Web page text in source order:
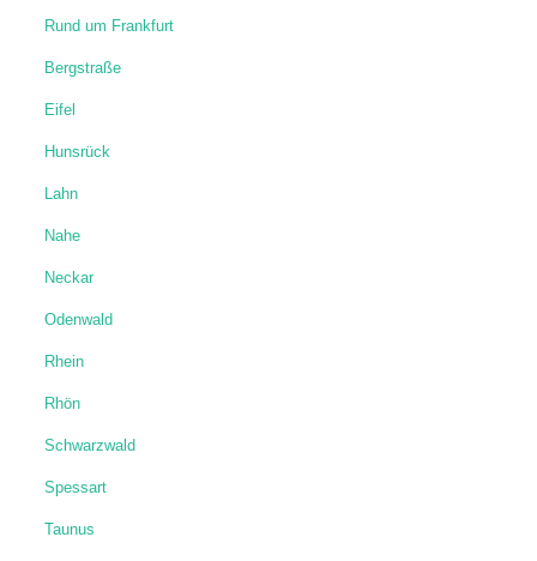
Rund um Frankfurt
Bergstraße
Eifel
Hunsrück
Lahn
Nahe
Neckar
Odenwald
Rhein
Rhön
Schwarzwald
Spessart
Taunus